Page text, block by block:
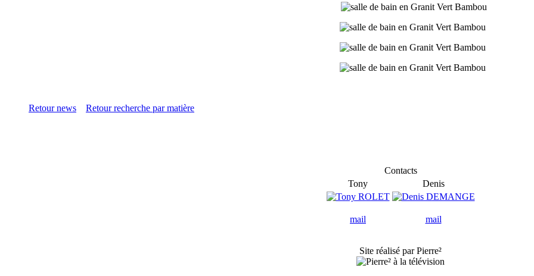
Retour news Retour recherche par matière
Contacts
Tony
Denis
mail mail
Site réalisé par Pierre²